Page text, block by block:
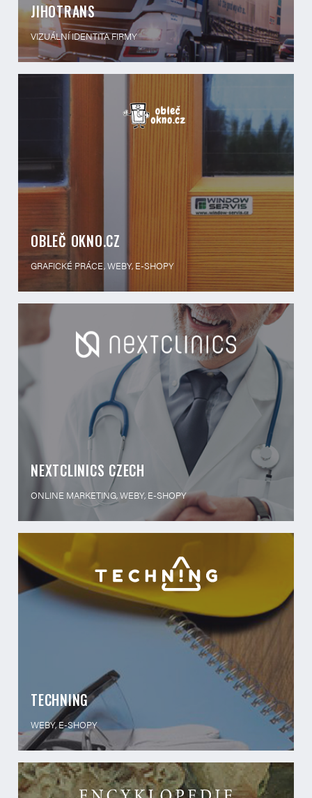
JIHOTRANS
VIZUÁLNÍ IDENTITA FIRMY
OBLEČ OKNO.CZ
GRAFICKÉ PRÁCE, WEBY, E-SHOPY
NEXTCLINICS CZECH
ONLINE MARKETING, WEBY, E-SHOPY
TECHNING
WEBY, E-SHOPY